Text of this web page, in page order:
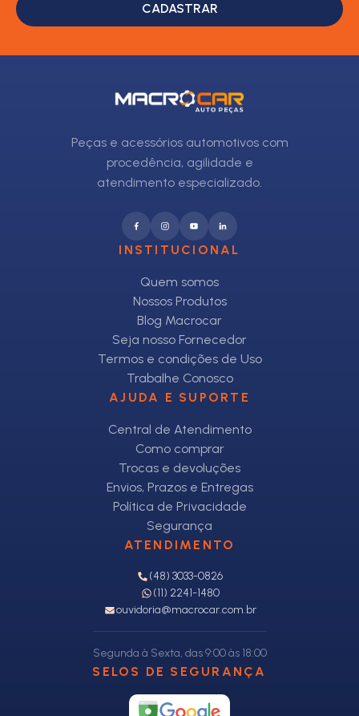
CADASTRAR
Peças e acessórios automotivos com
procedência, agilidade e
atendimento especializado.
INSTITUCIONAL
Quem somos
Nossos Produtos
Blog Macrocar
Seja nosso Fornecedor
Termos e condições de Uso
Trabalhe Conosco
AJUDA E SUPORTE
Central de Atendimento
Como comprar
Trocas e devoluções
Envios, Prazos e Entregas
Política de Privacidade
Segurança
ATENDIMENTO
(48) 3033-0826
(11) 2241-1480
ouvidoria@macrocar.com.br
Segunda à Sexta, das 9:00 às 18:00
SELOS DE SEGURANÇA